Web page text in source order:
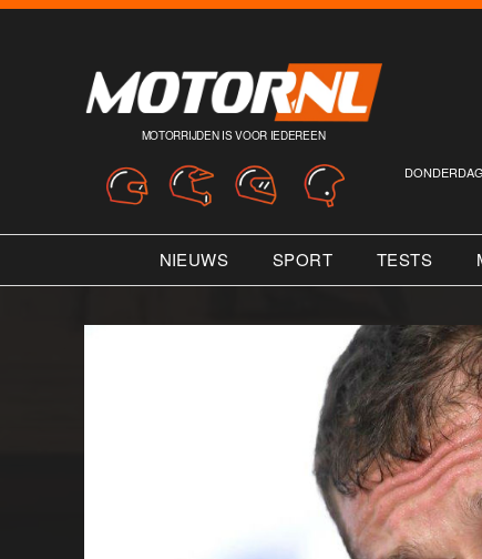
MOTORRIJDEN IS VOOR IEDEREEN
NIEUWS SPORT TESTS